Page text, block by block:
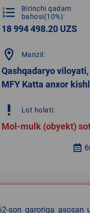
format_list_numbered
Birinchi qadam
bahosi(10%):
18 994 498.20 UZS
location_on Manzil:
Qashqadaryo
MFY Katta anxor
priority_high Lot holati:
Mol-mulk (obyekt)
son qaroriga asosan